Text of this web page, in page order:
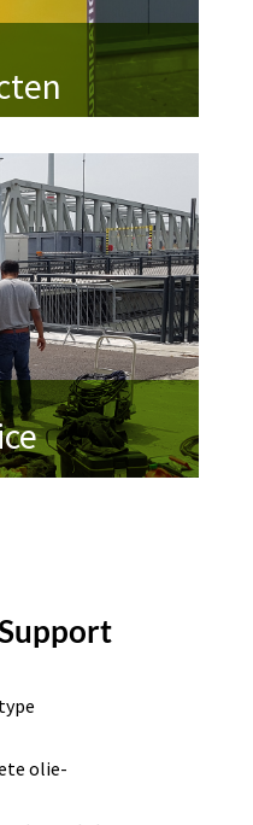
olie-